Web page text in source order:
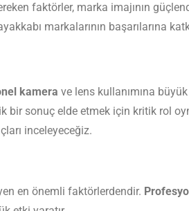
faktörler, marka imajının
markalarının başarılarına
kamera ve lens kullanımına
bir sonuç elde etmek için kritik rol
inceleyeceğiz.
en önemli faktörlerdendir.